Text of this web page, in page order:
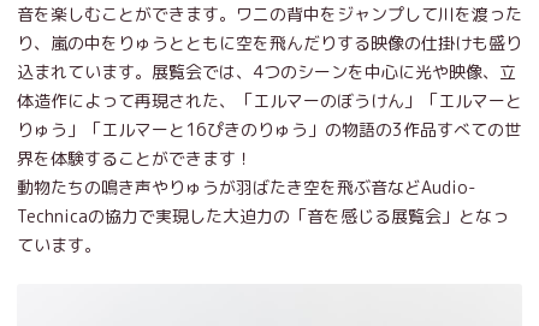
音を楽しむことができます。ワニの背中をジャンプして川を渡った
り、嵐の中をりゅうとともに空を飛んだりする映像の仕掛けも盛り
込まれています。展覧会では、4つのシーンを中心に光や映像、立
体造作によって再現された、「エルマーのぼうけん」「エルマーと
りゅう」「エルマーと16ぴきのりゅう」の物語の3作品すべての世
界を体験することができます！
動物たちの鳴き声やりゅうが羽ばたき空を飛ぶ音などAudio-
Technicaの協力で実現した大迫力の「音を感じる展覧会」となっ
ています。